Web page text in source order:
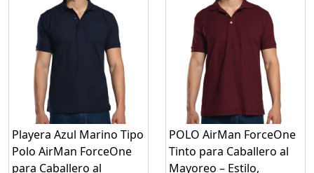
Playera Azul Marino Tipo
Polo AirMan ForceOne
para Caballero al
POLO AirMan ForceOne
Tinto para Caballero al
Mayoreo – Estilo,